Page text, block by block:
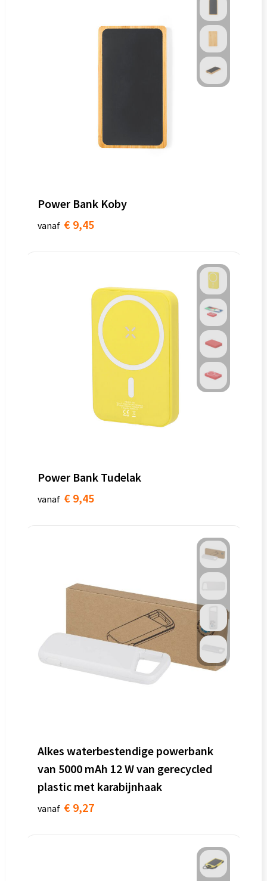
Power Bank Koby
vanaf € 9,45
Power Bank Tudelak
vanaf € 9,45
Alkes waterbestendige powerbank
van 5000 mAh 12 W van gerecycled
plastic met karabijnhaak
vanaf € 9,27